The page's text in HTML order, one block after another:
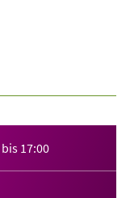
bis 17:00